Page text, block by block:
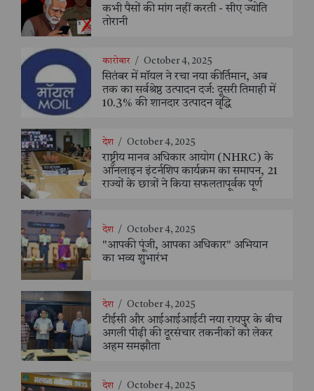
कभी पैसों की मांग नहीं करती - सीए ज्योति
तोरानी
कारोबार / October 4, 2025
सितंबर में मॉयल ने रचा नया कीर्तिमान, अब
तक का सर्वश्रेष्ठ उत्पादन दर्ज: दूसरी तिमाही में
10.3% की शानदार उत्पादन वृद्धि
देश / October 4, 2025
राष्ट्रीय मानव अधिकार आयोग (NHRC) के
ऑनलाइन इंटर्नशिप कार्यक्रम का समापन, 21
राज्यों के छात्रों ने किया सफलतापूर्वक पूर्ण
देश / October 4, 2025
"आपकी पूंजी, आपका अधिकार" अभियान
का भव्य शुभारंभ
देश / October 4, 2025
टीईसी और आईआईआईटी नया रायपुर के बीच
अगली पीढ़ी की दूरसंचार तकनीकों को लेकर
अहम समझौता
देश / October 4, 2025